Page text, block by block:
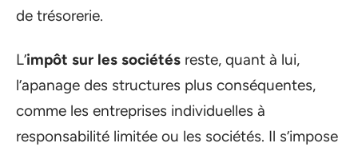
de trésorerie.
L’impôt sur les sociétés reste, quant à lui,
l’apanage des structures plus conséquentes,
comme les entreprises individuelles à
responsabilité limitée ou les sociétés. Il s’impose